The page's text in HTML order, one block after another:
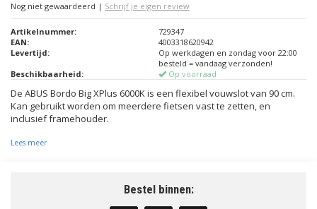
Nog niet gewaardeerd | Schrijf je eigen review
Artikelnummer:
729347
EAN:
4003318620942
Levertijd:
Op werkdagen en zondag voor 22:00
besteld = vandaag verzonden!
Beschikbaarheid:
Op voorraad
De ABUS Bordo Big XPlus 6000K is een flexibel vouwslot van 90 cm.
Kan gebruikt worden om meerdere fietsen vast te zetten, en
inclusief framehouder.
Lees meer
Bestel binnen: